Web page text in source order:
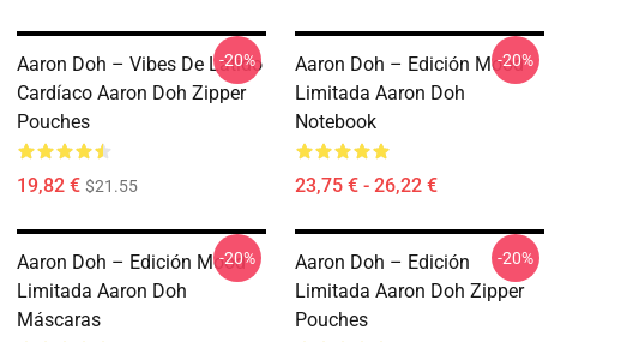
Aaron Doh – Vibes De Latido
Cardíaco Aaron Doh Zipper
Pouches
19,82 € $21.55
-20%
Aaron Doh – Edición Mood
Limitada Aaron Doh
Notebook
23,75 € - 26,22 €
-20%
Aaron Doh – Edición Mood
Limitada Aaron Doh
Máscaras
-20%
Aaron Doh – Edición
Limitada Aaron Doh Zipper
Pouches
-20%